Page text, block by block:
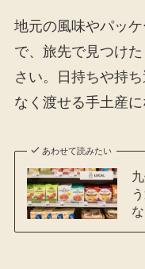
地元の風味やパッ
で、旅先で見つけ
さい。日持ちや持
なく渡せる手土産に
あわせて読みたい